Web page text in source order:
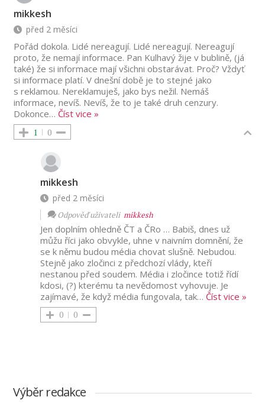
mikkesh
před 2 měsíci
Pořád dokola. Lidé nereagují. Lidé nereagují. Nereagují
proto, že nemají informace. Pan Kulhavý žije v bublině, (já
také) že si informace mají všichni obstarávat. Proč? Vždyť
si informace platí. V dnešní době je to stejné jako
s reklamou. Nereklamuješ, jako bys nežil. Nemáš
informace, nevíš. Nevíš, že to je také druh cenzury.
Dokonce… Číst vice »
1 0
mikkesh
před 2 měsíci
Odpověď uživatelimikkesh
Jen doplním ohledně ČT a ČRo … Babiš, dnes už
můžu říci jako obvykle, uhne v naivním domnění, že
se k němu budou média chovat slušně. Nebudou.
Stejně jako zločinci z předchozí vlády, kteří
nestanou před soudem. Média i zločince totiž řídí
kdosi, (?) kterému ta nevědomost vyhovuje. Je
zajímavé, že když média fungovala, tak… Číst vice »
0 0
Výběr redakce